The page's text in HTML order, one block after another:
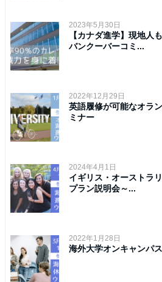
2023年5月30日
【カナダ進学】現地人
バンクーバーコミ...
2022年12月29日
英語履修が可能なオラ
ミナー
2024年4月1日
イギリス・オーストラ
プラン説明会～...
2022年1月28日
海外大学オンキャンパ